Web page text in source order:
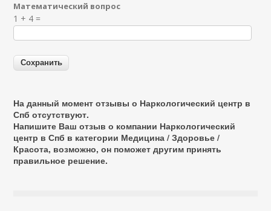
Я спамер
Математический вопрос
1 + 4 =
На данный момент отзывы о Наркологический центр в
Спб отсутствуют.
Напишите Ваш отзыв о компании Наркологический
центр в Спб в категории Медицина / Здоровье /
Красота, возможно, он поможет другим принять
правильное решение.